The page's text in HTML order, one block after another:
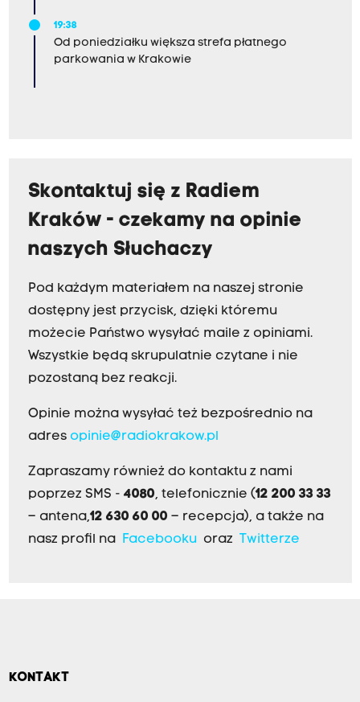
19:38
Od poniedziałku większa strefa płatnego
parkowania w Krakowie
Skontaktuj się z Radiem
Kraków - czekamy na opinie
naszych Słuchaczy
Pod każdym materiałem na naszej stronie
dostępny jest przycisk, dzięki któremu
możecie Państwo wysyłać maile z opiniami.
Wszystkie będą skrupulatnie czytane i nie
pozostaną bez reakcji.
Opinie można wysyłać też bezpośrednio na
adres opinie@radiokrakow.pl
Zapraszamy również do kontaktu z nami
poprzez SMS - 4080, telefonicznie (12 200 33 33
– antena,12 630 60 00 – recepcja), a także na
nasz profil na Facebookuoraz Twitterze
KONTAKT